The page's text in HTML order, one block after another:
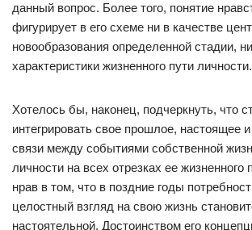
данный вопрос. Более того, понятие
фигурирует в его схеме ни в качестве
новообразования определенной стадии,
характеристики жизненного пути личности.
Хотелось бы, наконец, подчеркнуть, что
интегрировать свое прошлое, настоящее
связи между событиями собственной
личности на всех отрезках ее жизненного
нрав в том, что в поздние годы
целостный взгляд на свою жизнь
настоятельной. Достоинством его